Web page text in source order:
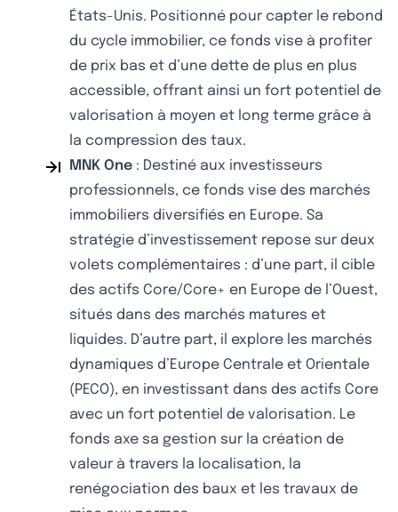
États-Unis. Positionné pour capter le rebond
du cycle immobilier, ce fonds vise à profiter
de prix bas et d’une dette de plus en plus
accessible, offrant ainsi un fort potentiel de
valorisation à moyen et long terme grâce à
la compression des taux.
MNK One : Destiné aux investisseurs
professionnels, ce fonds vise des marchés
immobiliers diversifiés en Europe. Sa
stratégie d’investissement repose sur deux
volets complémentaires : d’une part, il cible
des actifs Core/Core+ en Europe de l’Ouest,
situés dans des marchés matures et
liquides. D’autre part, il explore les marchés
dynamiques d’Europe Centrale et Orientale
(PECO), en investissant dans des actifs Core
avec un fort potentiel de valorisation. Le
fonds axe sa gestion sur la création de
valeur à travers la localisation, la
renégociation des baux et les travaux de